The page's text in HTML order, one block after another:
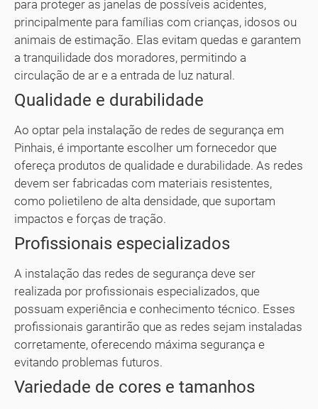
para proteger as janelas de possíveis acidentes,
principalmente para famílias com crianças, idosos ou
animais de estimação. Elas evitam quedas e garantem
a tranquilidade dos moradores, permitindo a
circulação de ar e a entrada de luz natural.
Qualidade e durabilidade
Ao optar pela instalação de redes de segurança em
Pinhais, é importante escolher um fornecedor que
ofereça produtos de qualidade e durabilidade. As redes
devem ser fabricadas com materiais resistentes,
como polietileno de alta densidade, que suportam
impactos e forças de tração.
Profissionais especializados
A instalação das redes de segurança deve ser
realizada por profissionais especializados, que
possuam experiência e conhecimento técnico. Esses
profissionais garantirão que as redes sejam instaladas
corretamente, oferecendo máxima segurança e
evitando problemas futuros.
Variedade de cores e tamanhos